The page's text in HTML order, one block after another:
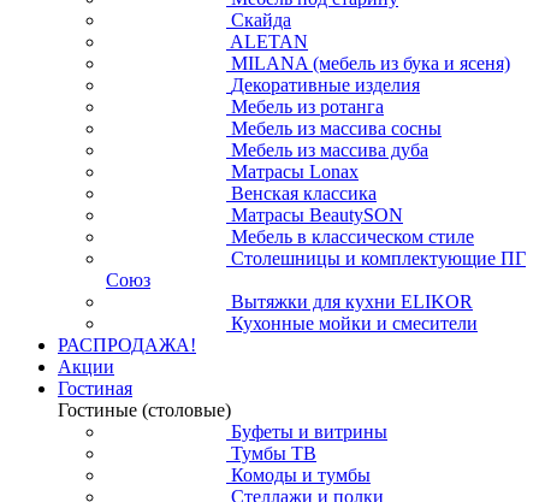
Скайда
ALETAN
MILANA (мебель из бука и ясеня)
Декоративные изделия
Мебель из ротанга
Мебель из массива сосны
Мебель из массива дуба
Матрасы Lonax
Венская классика
Матрасы BeautySON
Мебель в классическом стиле
Столешницы и комплектующие ПГ
Союз
Вытяжки для кухни ELIKOR
Кухонные мойки и смесители
РАСПРОДАЖА!
Акции
Гостиная
Гостиные (столовые)
Буфеты и витрины
Тумбы ТВ
Комоды и тумбы
Стеллажи и полки